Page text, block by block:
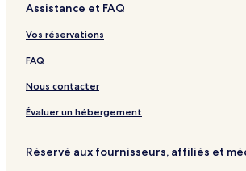
a
i
i
a
f
s
t
iR
g
g
i
o
m
i
Assistance et FAQ
Vos réservations
FAQ
Nous contacter
Évaluer un hébergement
Réservé aux fournisseurs, affiliés et